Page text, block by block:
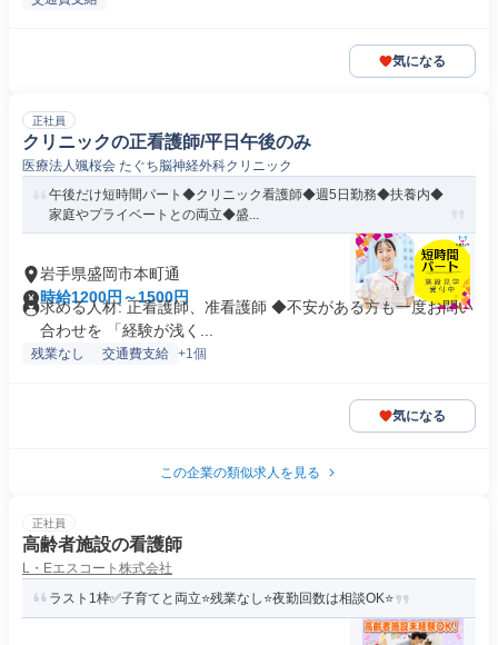
気になる
正社員
クリニックの正看護師/平日午後のみ
医療法人颯桜会 たぐち脳神経外科クリニック
午後だけ短時間パート◆クリニック看護師◆週5日勤務◆扶養内◆
家庭やプライベートとの両立◆盛...
岩手県盛岡市本町通
時給1200円～1500円
求める人材: 正看護師、准看護師 ◆不安がある方も一度お問い
合わせを 「経験が浅く...
残業なし 交通費支給 +1個
気になる
この企業の類似求人を見る
正社員
高齢者施設の看護師
L・Eエスコート株式会社
ラスト1枠✅子育てと両立⭐残業なし⭐夜勤回数は相談OK⭐